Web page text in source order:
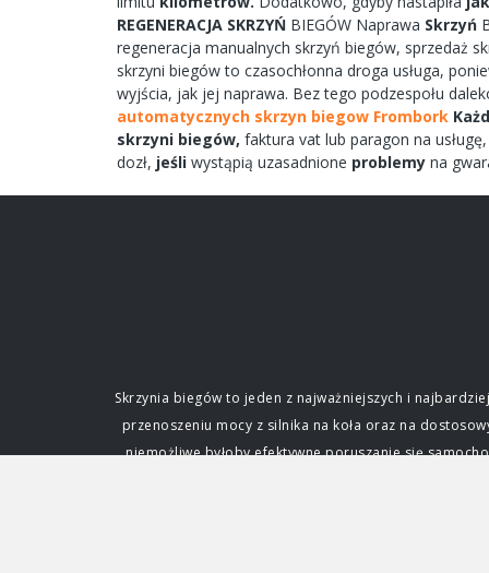
REGENERACJA SKRZYŃ BIEGÓW Naprawa Skrzyń
regeneracja manualnych skrzyń biegów, sprzedaż
skrzyni biegówto czasochłonna droga usługa,
wyjścia, jak jej naprawa. Bez tego podzespołu
automatycznych skrzyn biegow Frombork
skrzyni biegów, faktura vat lub paragon na usługę,
dozł, jeśli wystąpią uzasadnione problemy na
Skrzynia biegów to jeden z najważniejszych i
przenoszeniu mocy z silnika na koła oraz na
niemożliwe byłoby efektywne poruszanie się